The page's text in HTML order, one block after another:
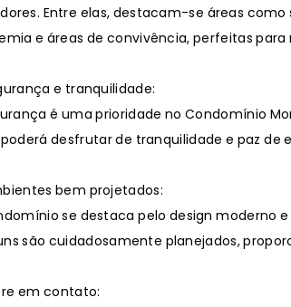
Entre elas, destacam-se áreas
e áreas de convivência, perfeitas
e tranquilidade:
é uma prioridade no Condomínio
desfrutar de tranquilidade e paz de
bem projetados:
se destaca pelo design moderno
são cuidadosamente planejados,
em contato: